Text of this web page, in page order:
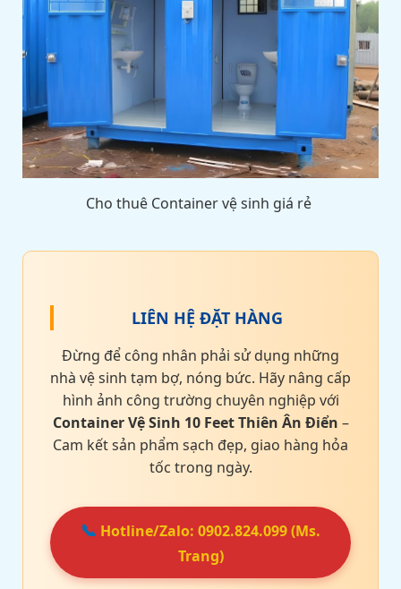
Cho thuê Container vệ sinh giá rẻ
LIÊN HỆ ĐẶT HÀNG
Đừng để công nhân phải sử dụng những
nhà vệ sinh tạm bợ, nóng bức. Hãy nâng cấp
hình ảnh công trường chuyên nghiệp với
Container Vệ Sinh 10 Feet Thiên Ân Điển –
Cam kết sản phẩm sạch đẹp, giao hàng hỏa
tốc trong ngày.
📞 Hotline/Zalo: 0902.824.099 (Ms.
Trang)